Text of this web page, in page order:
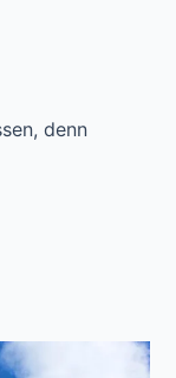
denn